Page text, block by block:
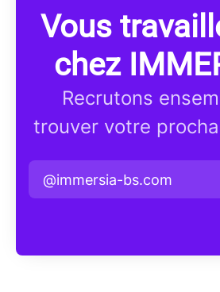
Vous
chez
Recrutons
trouver votre
@immersia-bs.com